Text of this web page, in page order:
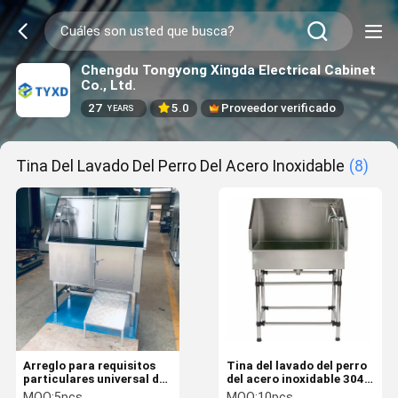
Chengdu Tongyong Xingda Electrical Cabinet
Co., Ltd.
27 YEARS 5.0 Proveedor verificado
Tina Del Lavado Del Perro Del Acero Inoxidable (8)
Arreglo para requisitos
particulares universal de
las tinas de la
Tina del lavado del perro
del acero inoxidable 304,
tina de baño profesional